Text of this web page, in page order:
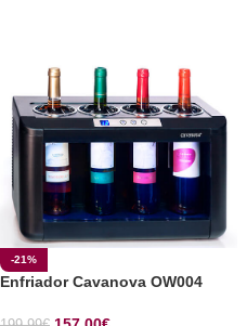
-21%
Enfriador Cavanova OW004